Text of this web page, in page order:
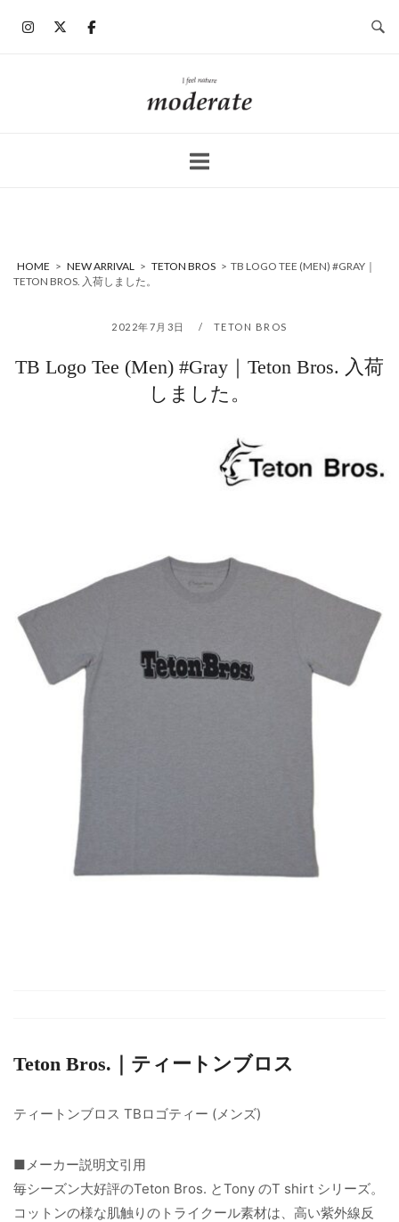
ホ
ー
HOME > NEW ARRIVAL > TETON BROS > TB LOGO TEE (MEN) #GRAY｜
TETON BROS. 入荷しました。
2022年7月3日 TETON BROS
TB Logo Tee (Men) #Gray｜Teton Bros. 入荷
しました。
Teton Bros.｜ティートンブロス
ティートンブロス TBロゴティー (メンズ)
■メーカー説明文引用
毎シーズン大好評のTeton Bros. とTony のT shirt シリーズ。
コットンの様な肌触りのトライクール素材は、高い紫外線反